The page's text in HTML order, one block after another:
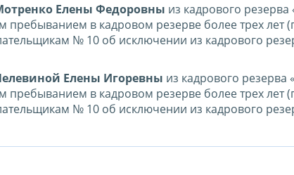
Елены Федоровны из кадрового резерва
в кадровом резерве более трех лет
№ 10 об исключении из кадрового
Елены Игоревны из кадрового резерва
в кадровом резерве более трех лет
№ 10 об исключении из кадрового